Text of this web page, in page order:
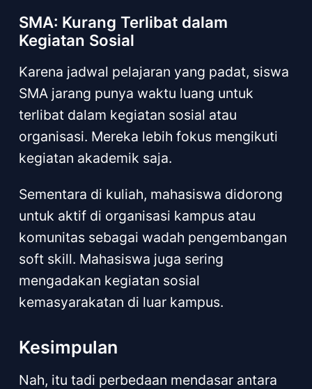
SMA: Kurang Terlibat dalam
Kegiatan Sosial
Karena jadwal pelajaran yang padat, siswa
SMA jarang punya waktu luang untuk
terlibat dalam kegiatan sosial atau
organisasi. Mereka lebih fokus mengikuti
kegiatan akademik saja.
Sementara di kuliah, mahasiswa didorong
untuk aktif di organisasi kampus atau
komunitas sebagai wadah pengembangan
soft skill. Mahasiswa juga sering
mengadakan kegiatan sosial
kemasyarakatan di luar kampus.
Kesimpulan
Nah, itu tadi perbedaan mendasar antara